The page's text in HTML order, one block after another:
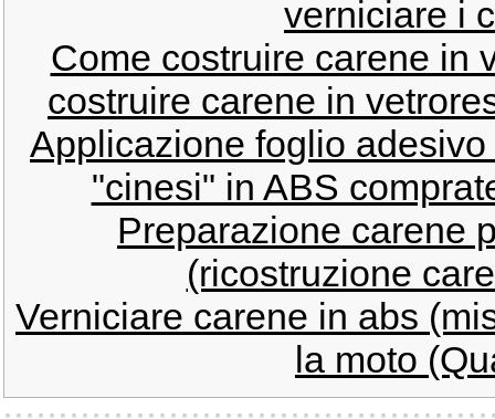
verniciare i
Come costruire carene in
costruire carene in
Applicazione foglio
"cinesi" in ABS
Preparazione carene
(ricostruzione
Verniciare carene in abs
la moto